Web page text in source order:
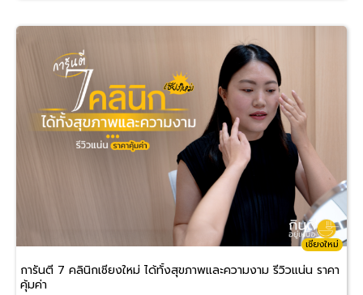
เชียงใหม่
การันตี 7 คลินิกเชียงใหม่ ได้ทั้งสุขภาพและความงาม รีวิวแน่น ราคา
คุ้มค่า